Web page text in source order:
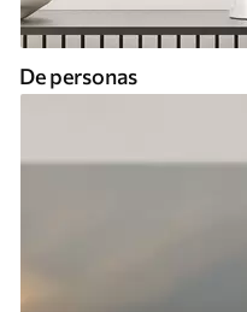
De personas